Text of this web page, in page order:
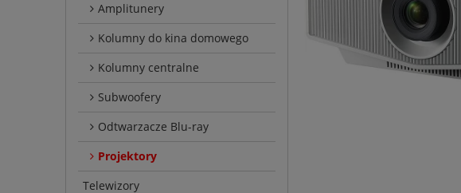
Amplitunery
Kolumny do kina domowego
Kolumny centralne
Subwoofery
Odtwarzacze Blu-ray
Projektory
Telewizory